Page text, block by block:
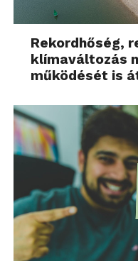
hozzáállásom a
külföldön egyaránt.
A géptestbe nincs
találunk egyet. Egy
Rekordhőség,
klímaváltozás
működését is